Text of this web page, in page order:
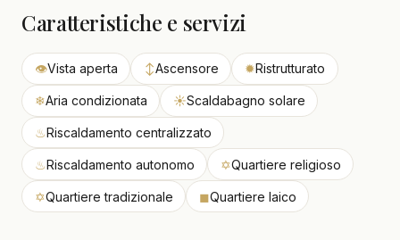
Caratteristiche e servizi
👁Vista aperta ↕Ascensore ✹Ristrutturato
❄Aria condizionata ☀Scaldabagno solare
♨Riscaldamento centralizzato
♨Riscaldamento autonomo ✡Quartiere religioso
✡Quartiere tradizionale ◼Quartiere laico